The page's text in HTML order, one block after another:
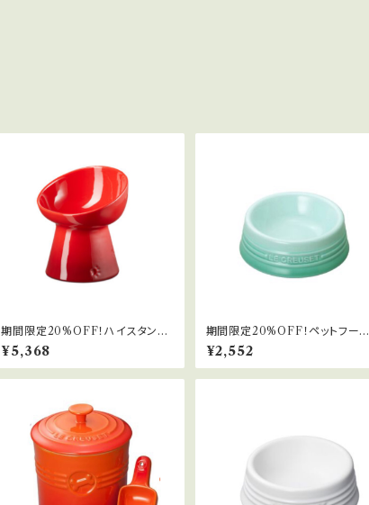
期間限定20%OFF！ハイスタンド
フードボール(ディープ)
¥5,368
期間限定20%OFF！ペットフード
ボール(SS)
¥2,552